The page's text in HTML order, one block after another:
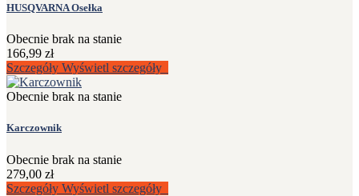
HUSQVARNA Osełka
Obecnie brak na stanie
166,99 zł
Szczegóły Wyświetl szczegóły
Obecnie brak na stanie
Karczownik
Obecnie brak na stanie
279,00 zł
Szczegóły Wyświetl szczegóły